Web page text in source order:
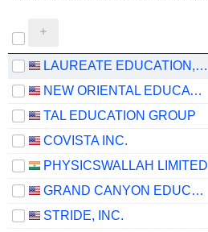
LAUREATE EDUCATION, INC.
NEW ORIENTAL EDUCATION & TECHNOLOGY GROUP INC.
TAL EDUCATION GROUP
COVISTA INC.
PHYSICSWALLAH LIMITED
GRAND CANYON EDUCATION, INC.
STRIDE, INC.